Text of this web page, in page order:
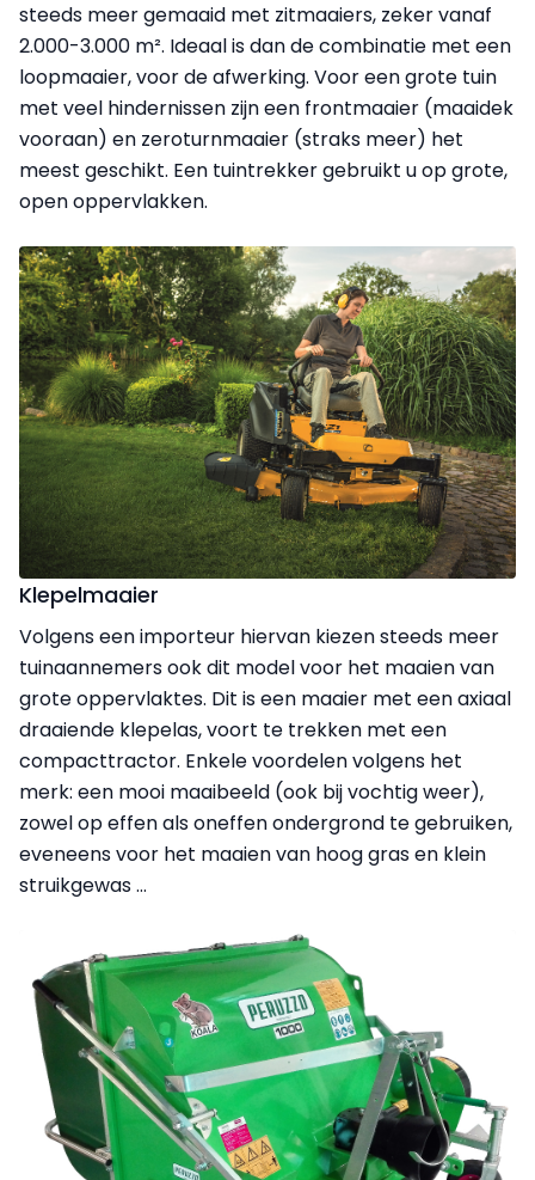
steeds meer gemaaid met zitmaaiers, zeker vanaf
2.000-3.000 m². Ideaal is dan de combinatie met een
loopmaaier, voor de afwerking. Voor een grote tuin
met veel hindernissen zijn een frontmaaier (maaidek
vooraan) en zeroturnmaaier (straks meer) het
meest geschikt. Een tuintrekker gebruikt u op grote,
open oppervlakken.
Klepelmaaier
Volgens een importeur hiervan kiezen steeds meer
tuinaannemers ook dit model voor het maaien van
grote oppervlaktes. Dit is een maaier met een axiaal
draaiende klepelas, voort te trekken met een
compacttractor. Enkele voordelen volgens het
merk: een mooi maaibeeld (ook bij vochtig weer),
zowel op effen als oneffen ondergrond te gebruiken,
eveneens voor het maaien van hoog gras en klein
struikgewas …